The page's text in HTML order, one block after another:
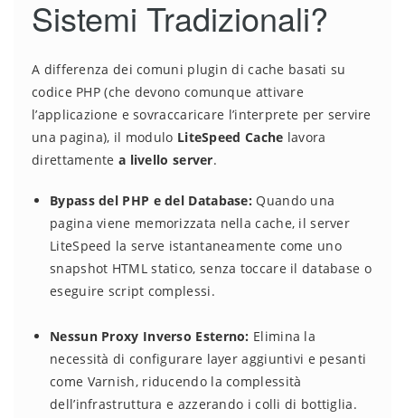
Sistemi Tradizionali?
A differenza dei comuni plugin di cache basati su
codice PHP (che devono comunque attivare
l’applicazione e sovraccaricare l’interprete per servire
una pagina), il modulo LiteSpeed Cache lavora
direttamente a livello server.
Bypass del PHP e del Database: Quando una
pagina viene memorizzata nella cache, il server
LiteSpeed la serve istantaneamente come uno
snapshot HTML statico, senza toccare il database o
eseguire script complessi.
Nessun Proxy Inverso Esterno: Elimina la
necessità di configurare layer aggiuntivi e pesanti
come Varnish, riducendo la complessità
dell’infrastruttura e azzerando i colli di bottiglia.